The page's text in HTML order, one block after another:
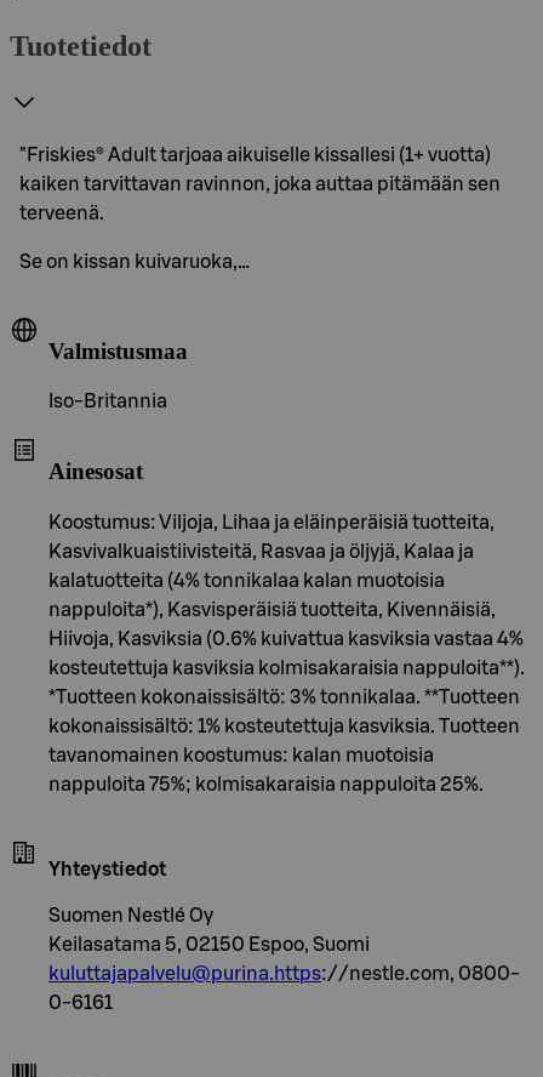
Tuotetiedot
"Friskies® Adult tarjoaa aikuiselle kissallesi (1+ vuotta)
kaiken tarvittavan ravinnon, joka auttaa pitämään sen
terveenä.
Se on kissan kuivaruoka,…
Valmistusmaa
Iso-Britannia
Ainesosat
Koostumus: Viljoja, Lihaa ja eläinperäisiä tuotteita,
Kasvivalkuaistiivisteitä, Rasvaa ja öljyjä, Kalaa ja
kalatuotteita (4% tonnikalaa kalan muotoisia
nappuloita*), Kasvisperäisiä tuotteita, Kivennäisiä,
Hiivoja, Kasviksia (0.6% kuivattua kasviksia vastaa 4%
kosteutettuja kasviksia kolmisakaraisia nappuloita**).
*Tuotteen kokonaissisältö: 3% tonnikalaa. **Tuotteen
kokonaissisältö: 1% kosteutettuja kasviksia. Tuotteen
tavanomainen koostumus: kalan muotoisia
nappuloita 75%; kolmisakaraisia nappuloita 25%.
Yhteystiedot
Suomen Nestlé Oy
Keilasatama 5, 02150 Espoo, Suomi
kuluttajapalvelu@purina.https://nestle.com, 0800-
0-6161